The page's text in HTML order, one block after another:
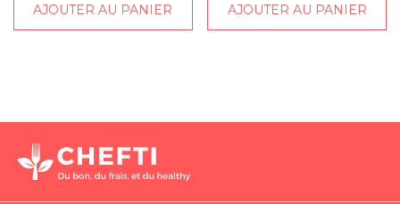
AJOUTER AU PANIER AJOUTER AU PANIER